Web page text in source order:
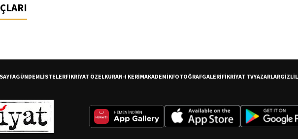
GÜNDEMLİSTELERFİKRİYAT ÖZELKURAN-I KERİMAKADEMİKFOTOĞRAFGALERİFİKRİYAT TVYAZARLAR